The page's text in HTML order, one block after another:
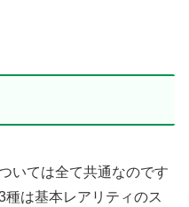
いては全て共通なのです
は基本レアリティのス